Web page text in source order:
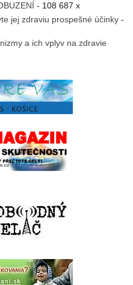
- 108 687 x
jej zdraviu prospešné účinky -
a ich vplyv na zdravie